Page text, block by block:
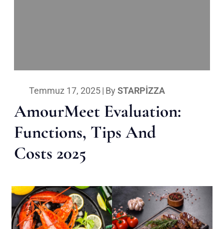
Temmuz 17, 2025| By STARPIZZA
AmourMeet Evaluation:
Functions, Tips And
Costs 2025